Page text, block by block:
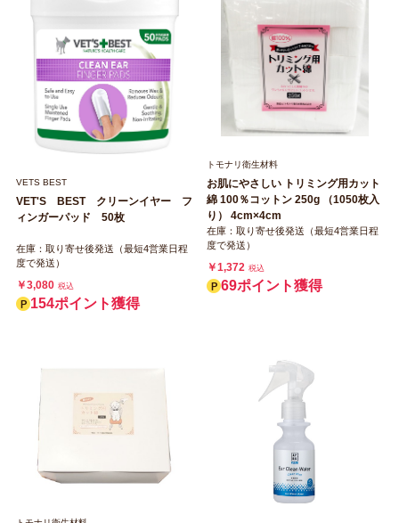
VETS BEST
VET'S BEST クリーンイヤー フ
ィンガーパッド 50枚
在庫：取り寄せ後発送（最短4営業日程
度で発送）
￥3,080 税込
154ポイント獲得
トモナリ衛生材料
お肌にやさしい トリミング用カット
綿 100％コットン 250g （1050枚入
り） 4cm×4cm
在庫：取り寄せ後発送（最短4営業日程
度で発送）
￥1,372 税込
69ポイント獲得